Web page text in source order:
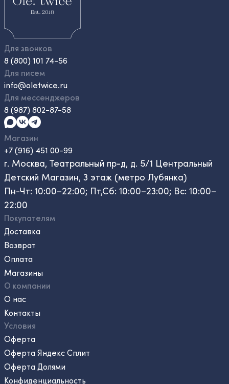
Для звонков
8 (800) 101 74-56
Для писем
info@oletwice.ru
Для мессенджеров
8 (987) 802-87-58
Магазин
+7 (916) 451 00-99
г. Москва, Театральный пр-д, д. 5/1 Центральный
Детский Магазин, 3 этаж (метро Лубянка)
Пн-Чт: 10:00–22:00; Пт,Сб: 10:00–23:00; Вс: 10:00–
22:00
Покупателям
Доставка
Возврат
Оплата
Магазины
О компании
О нас
Контакты
Условия
Оферта
Оферта Яндекс Сплит
Оферта Долями
Конфиденциальность